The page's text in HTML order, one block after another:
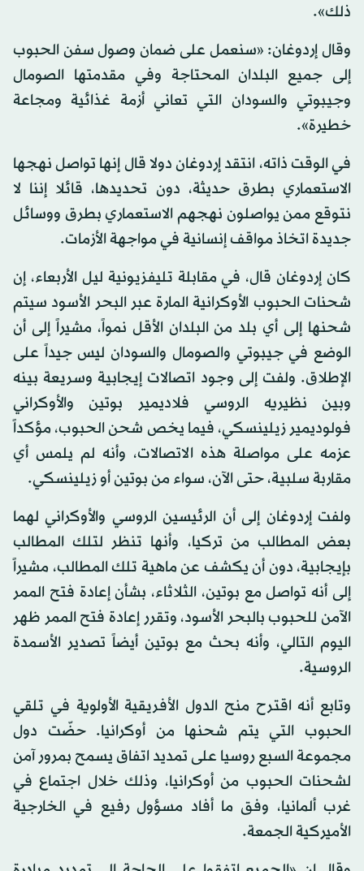
ذلك».
وقال إردوغان: «سنعمل على ضمان وصول سفن الحبوب
إلى جميع البلدان المحتاجة وفي مقدمتها الصومال
وجيبوتي والسودان التي تعاني أزمة غذائية ومجاعة
خطيرة».
في الوقت ذاته، انتقد إردوغان دولا قال إنها تواصل نهجها
الاستعماري بطرق حديثة، دون تحديدها، قائلا إننا لا
نتوقع ممن يواصلون نهجهم الاستعماري بطرق ووسائل
جديدة اتخاذ مواقف إنسانية في مواجهة الأزمات.
كان إردوغان قال، في مقابلة تليفزيونية ليل الأربعاء، إن
شحنات الحبوب الأوكرانية المارة عبر البحر الأسود سيتم
شحنها إلى أي بلد من البلدان الأقل نمواً، مشيراً إلى أن
الوضع في جيبوتي والصومال والسودان ليس جيداً على
الإطلاق. ولفت إلى وجود اتصالات إيجابية وسريعة بينه
وبين نظيريه الروسي فلاديمير بوتين والأوكراني
فولوديمير زيلينسكي، فيما يخص شحن الحبوب، مؤكداً
عزمه على مواصلة هذه الاتصالات، وأنه لم يلمس أي
مقاربة سلبية، حتى الآن، سواء من بوتين أو زيلينسكي.
ولفت إردوغان إلى أن الرئيسين الروسي والأوكراني لهما
بعض المطالب من تركيا، وأنها تنظر لتلك المطالب
بإيجابية، دون أن يكشف عن ماهية تلك المطالب، مشيراً
إلى أنه تواصل مع بوتين، الثلاثاء، بشأن إعادة فتح الممر
الآمن للحبوب بالبحر الأسود، وتقرر إعادة فتح الممر ظهر
اليوم التالي، وأنه بحث مع بوتين أيضاً تصدير الأسمدة
الروسية.
وتابع أنه اقترح منح الدول الأفريقية الأولوية في تلقي
الحبوب التي يتم شحنها من أوكرانيا. حضّت دول
مجموعة السبع روسيا على تمديد اتفاق يسمح بمرور آمن
لشحنات الحبوب من أوكرانيا، وذلك خلال اجتماع في
غرب ألمانيا، وفق ما أفاد مسؤول رفيع في الخارجية
الأميركية الجمعة.